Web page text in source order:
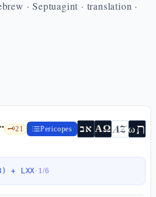
· Septuagint · translation ·
Heavenly Council 🗝️21 Pericopes אב ΑΩ AZωת
+ LXX· 1/6